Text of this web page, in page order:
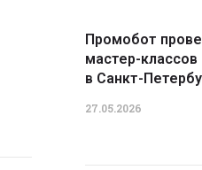
Промобот
мастер-
в Санкт-
27.05.2026